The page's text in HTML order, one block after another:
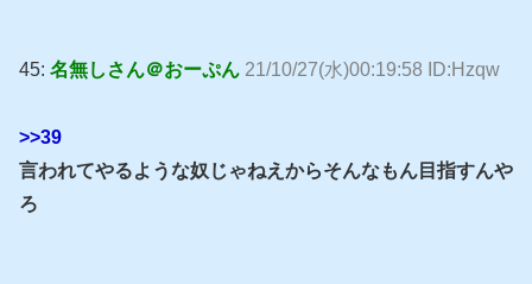
45: 名無しさん＠おーぷん 21/10/27(水)00:19:58 ID:Hzqw
>>39
言われてやるような奴じゃねえからそんなもん目指すんや
ろ